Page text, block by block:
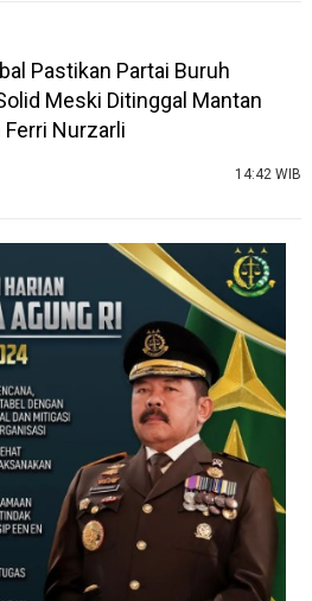
Pastikan Partai Buruh
Meski Ditinggal Mantan
Ferri Nurzarli
14:42 WIB